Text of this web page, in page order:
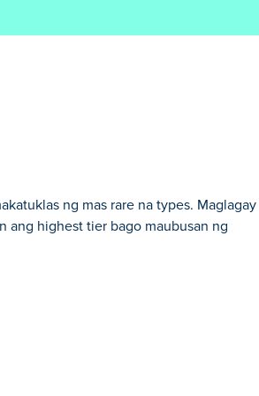
ng mas rare na types. Maglagay
ang highest tier bago maubusan ng
para palakasin ang mga ito. Sa
ay kumikita sa iyo ng pera, na
upgrade upang talunin ang mas